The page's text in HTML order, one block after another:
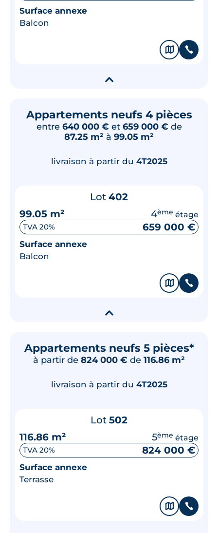
Surface annexe
Balcon
🗞 📞
▾
Appartements neufs 4 pièces
entre 640 000 € et 659 000 € de
87.25 m² à 99.05 m²
livraison à partir du 4T2025
Lot 402
99.05 m²
4ème étage
TVA 20% 659 000 €
Surface annexe
Balcon
🗞 📞
▾
Appartements neufs 5 pièces*
à partir de 824 000 € de 116.86 m²
livraison à partir du 4T2025
Lot 502
116.86 m²
5ème étage
TVA 20% 824 000 €
Surface annexe
Terrasse
🗞 📞